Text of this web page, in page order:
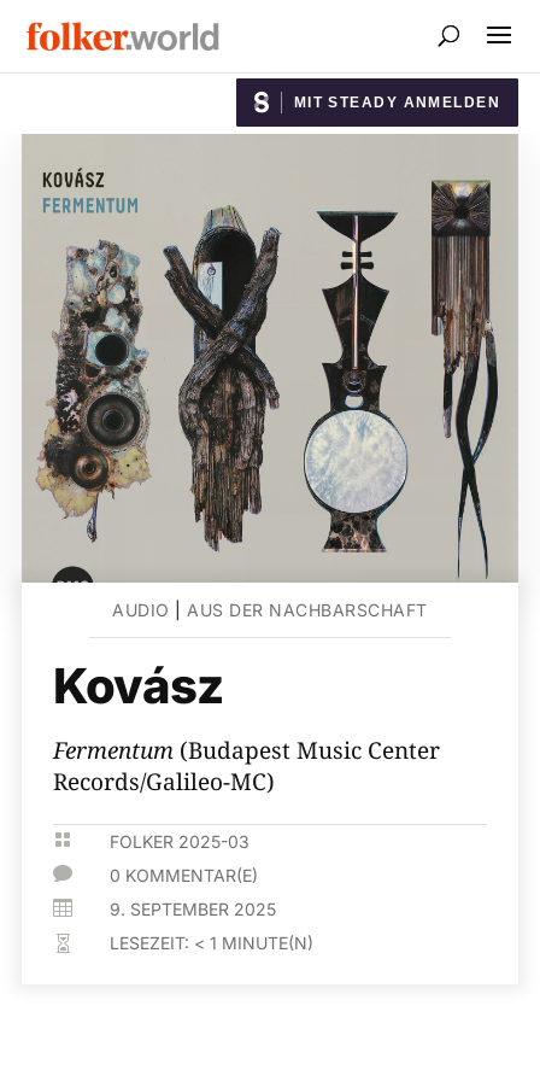
MIT STEADY ANMELDEN
AUDIO AUS DER NACHBARSCHAFT
Kovász
Fermentum (Budapest Music Center
Records/Galileo-MC)
 FOLKER 2025-03
 0 KOMMENTAR(E)
 9. SEPTEMBER 2025
 LESEZEIT: < 1 MINUTE(N)